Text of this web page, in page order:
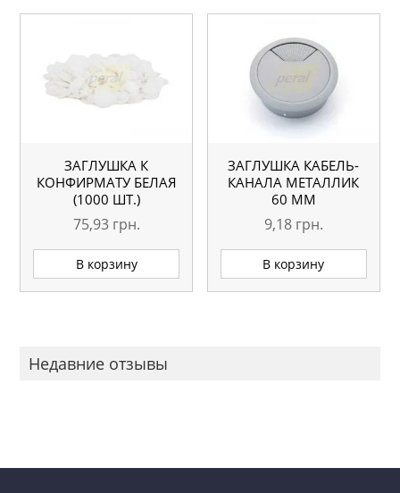
ЗАГЛУШКА К
КОНФИРМАТУ БЕЛАЯ
(1000 ШТ.)
75,93 грн.
В корзину
ЗАГЛУШКА КАБЕЛЬ-
КАНАЛА МЕТАЛЛИК
60 ММ
9,18 грн.
В корзину
Недавние отзывы